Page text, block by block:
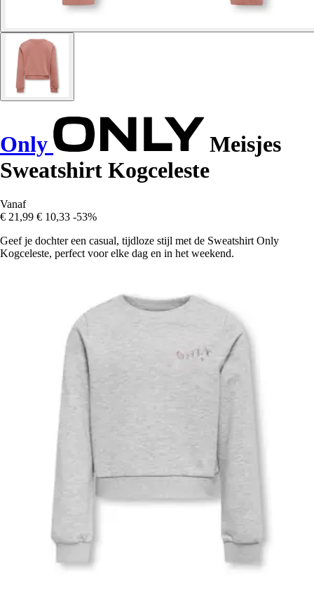
Only
Meisjes
Sweatshirt Kogceleste
Vanaf
€ 21,99 € 10,33 -53%
Geef je dochter een casual, tijdloze stijl met de Sweatshirt Only
Kogceleste, perfect voor elke dag en in het weekend.